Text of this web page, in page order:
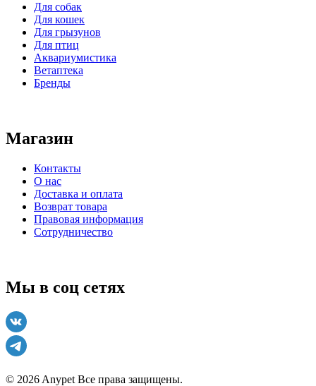
Для собак
Для кошек
Для грызунов
Для птиц
Аквариумистика
Ветаптека
Бренды
Магазин
Контакты
О нас
Доставка и оплата
Возврат товара
Правовая информация
Сотрудничество
Мы в соц сетях
© 2026 Anypet Все права защищены.